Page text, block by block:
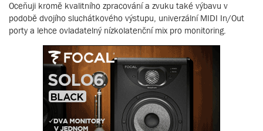
Oceňuji kromě kvalitního zpracování a zvuku také výbavu v
podobě dvojího sluchátkového výstupu, univerzální MIDI In/Out
porty a lehce ovladatelný nízkolatenční mix pro monitoring.